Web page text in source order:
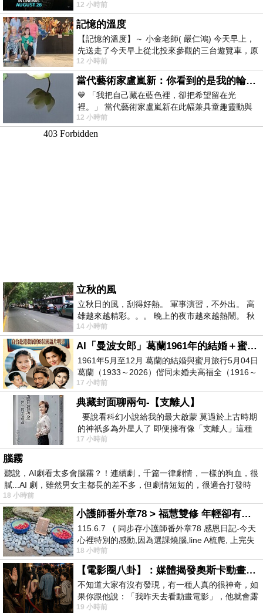
Starring Monica Barbaro
12 小時前
記憶的溫度
【記憶的溫度】～ 小金老師( 嚴仁鴻) 今天早上，
先送走了今天早上從北投來參觀的三台遊覽車，原
以為展場已經差不多要安靜下來，卻發
12 小時前
當代藝術家盧嵐新：你看到的是我的輪廓，還是你的故事？——藏在藍色裡的希望與光
💙 「我把自己藏在藍色裡，卻把希望留在光
裡。」 當代藝術家盧嵐新在此幅兼具童趣靈動與
抽象韻味的新作中，用湛藍的羽翼般色塊包覆著
12 小時前
立秋的風
立秋日的風，刮得好熱。 軍事演習，不外出。 高
雄越來越精彩。。。 晚上的夜市越來越熱鬧。 秋
天的風刮得很熱 夜遊消暑熱。。。
14 小時前
AI「曼波女郎」葛蘭1961年的結婚＋蜜月旅行 #戀上老電影 #葛蘭 #粟子
1961年5月至12月 葛蘭的結婚與蜜月旅行5月04日
葛蘭（1933～2026）偕同未婚夫高福全（1916～
2004）乘郵輪赴倫敦6月15日於英國倫敦St.S
17 小時前
典藏封面聊兩句-【支離人】
要說看科幻小說給我的最大啟蒙 莫過於上古時期
的神祇多為外星人了 即便擁有像「支離人」這種
驚世駭俗的神通法門 也未必讀
17 小時前
腦霧
聽說，AI劇看太多會腦霧？！連續劇，千篇一律劇情，一樣的狗血，很
膩...AI 劇，雖然男女主都長的差不多，但劇情短短的，很適合打發時
18 小時前
小護師番外章78 > 福慧雙修 年輕卻有個老靈魂 ㄑ金剛經〉podcast
115.6.7 ( 同步存小護師番外章78 感恩日記-今天
心裡特別的感動,因為選課燒腦,line A梳爬, 上完失
智課的她,特來傾
18 小時前
【電影圈八卦】：媒體揭發奧斯卡動畫項目投票醜聞！好萊塢為什麼看不起動畫電影？
不知道大家有沒有發現，有一種人真的很神奇，如
果你跟他說：「我昨天去看動畫電影」，他就會露
出一種慈祥的微笑，然後問你是不是陪小
19 小時前